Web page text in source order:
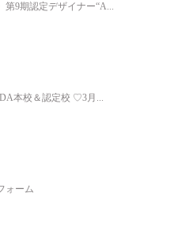
第9期認定デザイナー“A...
本校＆認定校 ♡3月...
ォーム